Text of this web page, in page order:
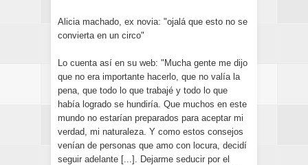
Alicia machado, ex novia: "ojalá que esto no se
convierta en un circo"
Lo cuenta así en su web: "Mucha gente me dijo
que no era importante hacerlo, que no valía la
pena, que todo lo que trabajé y todo lo que
había logrado se hundiría. Que muchos en este
mundo no estarían preparados para aceptar mi
verdad, mi naturaleza. Y como estos consejos
venían de personas que amo con locura, decidí
seguir adelante [...]. Dejarme seducir por el